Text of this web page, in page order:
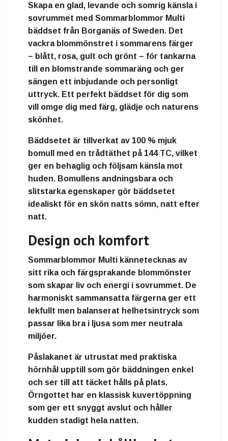
Skapa en glad, levande och somrig känsla i
sovrummet med Sommarblommor Multi
bäddset från Borganäs of Sweden. Det
vackra blommönstret i sommarens färger
– blått, rosa, gult och grönt – för tankarna
till en blomstrande sommaräng och ger
sängen ett inbjudande och personligt
uttryck. Ett perfekt bäddset för dig som
vill omge dig med färg, glädje och naturens
skönhet.
Bäddsetet är tillverkat av 100 % mjuk
bomull med en trådtäthet på 144 TC, vilket
ger en behaglig och följsam känsla mot
huden. Bomullens andningsbara och
slitstarka egenskaper gör bäddsetet
idealiskt för en skön natts sömn, natt efter
natt.
Design och komfort
Sommarblommor Multi kännetecknas av
sitt rika och färgsprakande blommönster
som skapar liv och energi i sovrummet. De
harmoniskt sammansatta färgerna ger ett
lekfullt men balanserat helhetsintryck som
passar lika bra i ljusa som mer neutrala
miljöer.
Påslakanet är utrustat med praktiska
hörnhål upptill som gör bäddningen enkel
och ser till att täcket hålls på plats.
Örngottet har en klassisk kuvertöppning
som ger ett snyggt avslut och håller
kudden stadigt hela natten.